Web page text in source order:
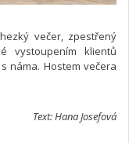
večer, zpestřený
vystoupením klientů
náma. Hostem večera
Text: Hana Josefová